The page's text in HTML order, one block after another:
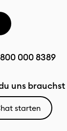
000 8389
uns brauchst
starten